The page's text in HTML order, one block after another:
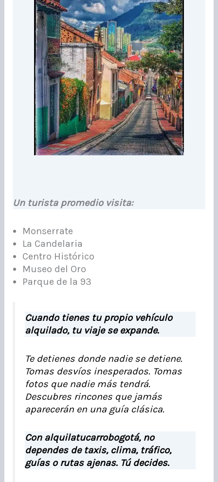
Un turista promedio visita:
Monserrate
La Candelaria
Centro Histórico
Museo del Oro
Parque de la 93
Cuando tienes tu propio vehículo
alquilado, tu viaje se expande.
Te detienes donde nadie se detiene.
Tomas desvíos inesperados. Tomas
fotos que nadie más tendrá.
Descubres rincones que jamás
aparecerán en una guía clásica.
Con alquilatucarrobogotá, no
dependes de taxis, clima, tráfico,
guías o rutas ajenas. Tú decides.